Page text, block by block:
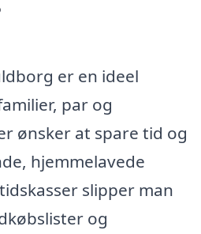
er en ideel
par og
ønsker at spare tid og
hjemmelavede
slipper man
og